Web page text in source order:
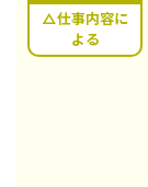
△仕事内容に
よる